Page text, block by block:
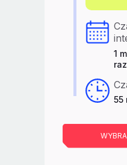
1
55